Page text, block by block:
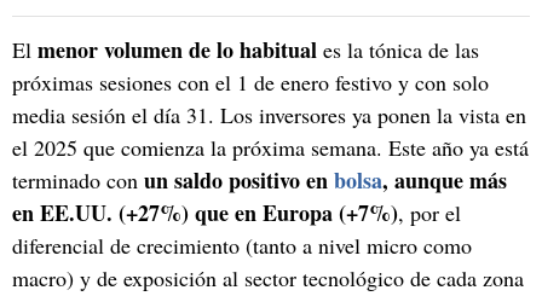
El menor volumen de lo habitual es la tónica de las
próximas sesiones con el 1 de enero festivo y con solo
media sesión el día 31. Los inversores ya ponen la vista en
el 2025 que comienza la próxima semana. Este año ya está
terminado con un saldo positivo enbolsa, aunque más
en EE.UU. (+27%) que en Europa (+7%), por el
diferencial de crecimiento (tanto a nivel micro como
macro) y de exposición al sector tecnológico de cada zona